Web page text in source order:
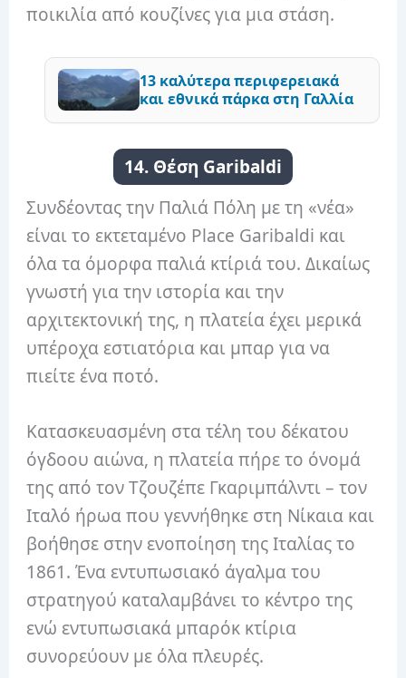
ποικιλία από κουζίνες για μια στάση.
13 καλύτερα περιφερειακά
και εθνικά πάρκα στη Γαλλία
14. Θέση Garibaldi
Συνδέοντας την Παλιά Πόλη με τη «νέα»
είναι το εκτεταμένο Place Garibaldi και
όλα τα όμορφα παλιά κτίριά του. Δικαίως
γνωστή για την ιστορία και την
αρχιτεκτονική της, η πλατεία έχει μερικά
υπέροχα εστιατόρια και μπαρ για να
πιείτε ένα ποτό.
Κατασκευασμένη στα τέλη του δέκατου
όγδοου αιώνα, η πλατεία πήρε το όνομά
της από τον Τζουζέπε Γκαριμπάλντι – τον ​​
Ιταλό ήρωα που γεννήθηκε στη Νίκαια και
βοήθησε στην ενοποίηση της Ιταλίας το
1861. Ένα εντυπωσιακό άγαλμα του
στρατηγού καταλαμβάνει το κέντρο της
ενώ εντυπωσιακά μπαρόκ κτίρια
συνορεύουν με όλα πλευρές.